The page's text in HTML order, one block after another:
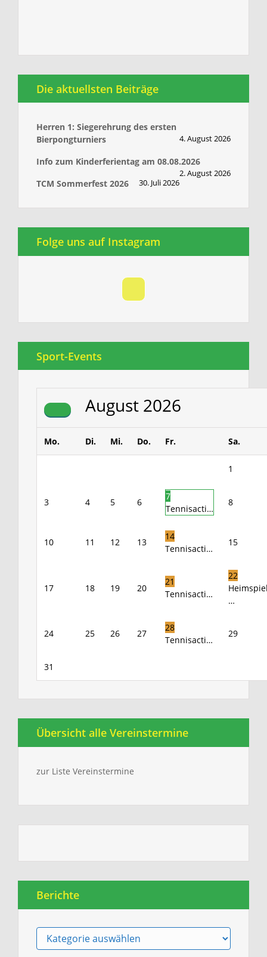
Die aktuellsten Beiträge
Herren 1: Siegerehrung des ersten
Bierpongturniers
4. August 2026
Info zum Kinderferientag am 08.08.2026
2. August 2026
TCM Sommerfest 2026 30. Juli 2026
Folge uns auf Instagram
Sport-Events
August 2026
Mo. Di. Mi. Do. Fr. Sa.
1
3 4 5 6
7
Tennisacti…
8
10 11 12 13
14
Tennisacti…
15
17 18 19 20
21
Tennisacti…
22
…
24 25 26 27
28
Tennisacti…
29
31
Übersicht alle Vereinstermine
zur Liste Vereinstermine
Berichte
Berichte